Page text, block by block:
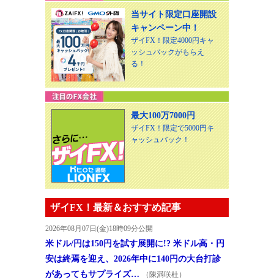
当サイト限定口座開設
キャンペーン中！
ザイFX！限定4000円キャ
ッシュバックがもらえ
る！
最大100万7000円
ザイFX！限定で5000円キ
ャッシュバック！
ザイFX！最新＆おすすめ記事
2026年08月07日(金)18時09分公開
米ドル/円は150円を試す展開に!? 米ドル高・円
安は終焉を迎え、2026年中に140円の大台打診
があってもサプライズ…
（陳満咲杜）